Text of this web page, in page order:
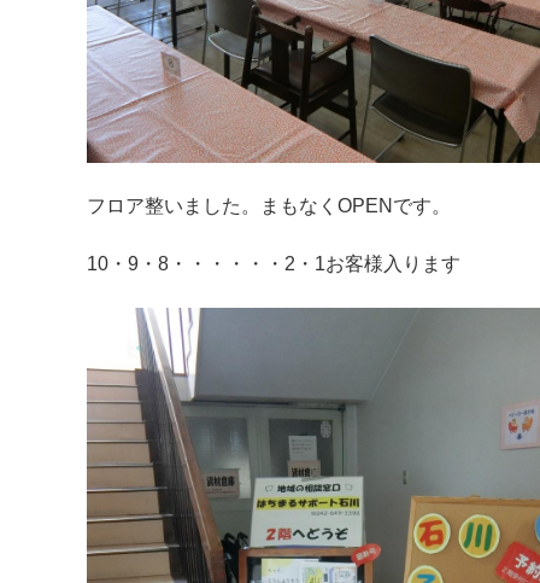
フロア整いました。まもなくOPENです。
10・9・8・・・・・・2・1お客様入ります